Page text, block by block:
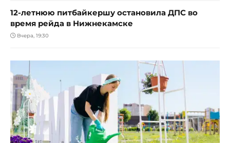
12-летнюю питбайкершу остановила ДПС во
время рейда в Нижнекамске
Вчера, 19:30